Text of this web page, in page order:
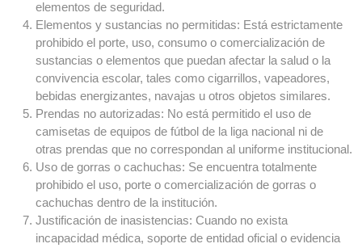
elementos de seguridad.
Elementos y sustancias no permitidas: Está estrictamente
prohibido el porte, uso, consumo o comercialización de
sustancias o elementos que puedan afectar la salud o la
convivencia escolar, tales como cigarrillos, vapeadores,
bebidas energizantes, navajas u otros objetos similares.
Prendas no autorizadas: No está permitido el uso de
camisetas de equipos de fútbol de la liga nacional ni de
otras prendas que no correspondan al uniforme institucional.
Uso de gorras o cachuchas: Se encuentra totalmente
prohibido el uso, porte o comercialización de gorras o
cachuchas dentro de la institución.
Justificación de inasistencias: Cuando no exista
incapacidad médica, soporte de entidad oficial o evidencia